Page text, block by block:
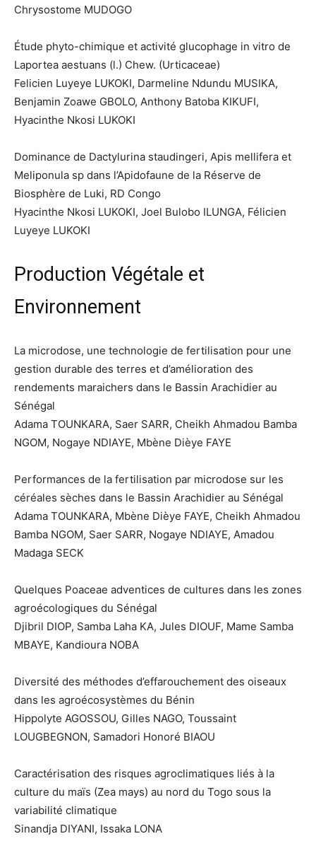
Chrysostome MUDOGO
Étude phyto-chimique et activité glucophage in vitro de
Laportea aestuans (l.) Chew. (Urticaceae)
Felicien Luyeye LUKOKI, Darmeline Ndundu MUSIKA,
Benjamin Zoawe GBOLO, Anthony Batoba KIKUFI,
Hyacinthe Nkosi LUKOKI
Dominance de Dactylurina staudingeri, Apis mellifera et
Meliponula sp dans l’Apidofaune de la Réserve de
Biosphère de Luki, RD Congo
Hyacinthe Nkosi LUKOKI, Joel Bulobo ILUNGA, Félicien
Luyeye LUKOKI
Production Végétale et
Environnement
La microdose, une technologie de fertilisation pour une
gestion durable des terres et d’amélioration des
rendements maraichers dans le Bassin Arachidier au
Sénégal
Adama TOUNKARA, Saer SARR, Cheikh Ahmadou Bamba
NGOM, Nogaye NDIAYE, Mbène Dièye FAYE
Performances de la fertilisation par microdose sur les
céréales sèches dans le Bassin Arachidier au Sénégal
Adama TOUNKARA, Mbène Dièye FAYE, Cheikh Ahmadou
Bamba NGOM, Saer SARR, Nogaye NDIAYE, Amadou
Madaga SECK
Quelques Poaceae adventices de cultures dans les zones
agroécologiques du Sénégal
Djibril DIOP, Samba Laha KA, Jules DIOUF, Mame Samba
MBAYE, Kandioura NOBA
Diversité des méthodes d’effarouchement des oiseaux
dans les agroécosystèmes du Bénin
Hippolyte AGOSSOU, Gilles NAGO, Toussaint
LOUGBEGNON, Samadori Honoré BIAOU
Caractérisation des risques agroclimatiques liés à la
culture du maïs (Zea mays) au nord du Togo sous la
variabilité climatique
Sinandja DIYANI, Issaka LONA